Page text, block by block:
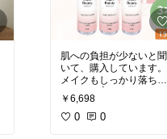
肌への負担が少ないと聞
いて、購入しています。
メイクもしっかり落ちて
くれます👍
￥6,698
0 0